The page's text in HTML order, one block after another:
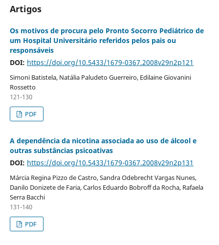
Artigos
Os motivos de procura pelo Pronto Socorro Pediátrico de
um Hospital Universitário referidos pelos pais ou
responsáveis
DOI: https://doi.org/10.5433/1679-0367.2008v29n2p121
Simoni Batistela, Natália Paludeto Guerreiro, Edilaine Giovanini
Rossetto
121-130
PDF
A dependência da nicotina associada ao uso de álcool e
outras substâncias psicoativas
DOI: https://doi.org/10.5433/1679-0367.2008v29n2p131
Márcia Regina Pizzo de Castro, Sandra Odebrecht Vargas Nunes,
Danilo Donizete de Faria, Carlos Eduardo Bobroff da Rocha, Rafaela
Serra Bacchi
131-140
PDF